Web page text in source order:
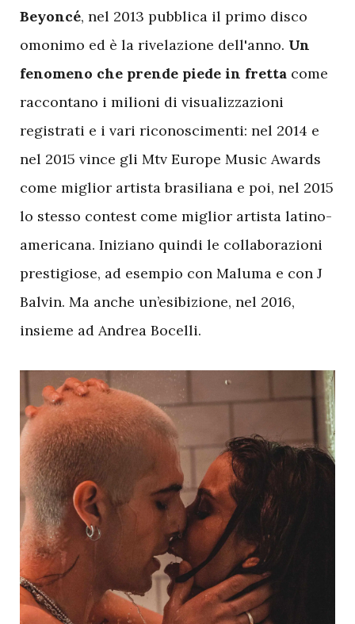
Beyoncé, nel 2013 pubblica il primo disco
omonimo ed è la rivelazione dell'anno. Un
fenomeno che prende piede in fretta come
raccontano i milioni di visualizzazioni
registrati e i vari riconoscimenti: nel 2014 e
nel 2015 vince gli Mtv Europe Music Awards
come miglior artista brasiliana e poi, nel 2015
lo stesso contest come miglior artista latino-
americana. Iniziano quindi le collaborazioni
prestigiose, ad esempio con Maluma e con J
Balvin. Ma anche un’esibizione, nel 2016,
insieme ad Andrea Bocelli.